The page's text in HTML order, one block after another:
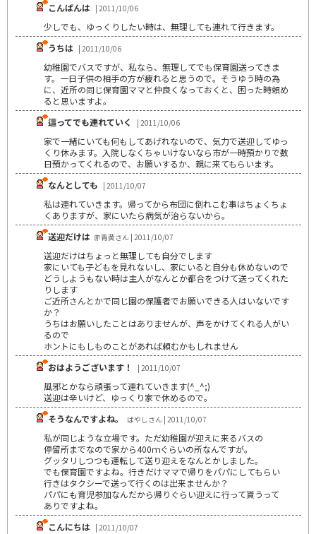
こんばんは | 2011/10/06
少しでも、ゆっくりしたい時は、無理しても連れて行きます。
うちは | 2011/10/06
幼稚園でバスですが、私なら、無理してでも保育園送ってきま
す。一日子供の相手の方が疲れると思うので。そうゆう時の為
に、近所の同じ保育園ママと仲良くなっておくと、困った時頼め
ると思いますよ。
這ってでも連れていく
| 2011/10/06
家で一緒にいても何もしてあげれないので、気力で送迎してゆっ
くり休みます。入院しなくちゃいけないなら市が一時預かりで数
日預かってくれるので、お願いするか、親に来てもらいます。
なんとしても | 2011/10/07
私は連れていきます。帰ってから布団に倒れこむ事はちょくちょ
くありますが、家にいたら病気が治らないから。
送迎だけは 赤青黄さん | 2011/10/07
送迎だけはちょっと無理しても自分でします
家にいても子どもを見れないし、家にいると自分も休めないので
どうしようもない時は主人がなんとか都合をつけて送ってくれた
りします
ご近所さんとかで同じ園の保護者でお願いできる人はいないです
か？
うちはお願いしたことはありませんが、声をかけてくれる人がい
るので
ホントにもしものことがあれば頼むかもしれません
おはようございます！
| 2011/10/07
風邪とかなら頑張って連れていきます(^_^;)
送迎は辛いけど、ゆっくり家で休めるので。
そうなんですよね。
ばやしさん | 2011/10/07
私が同じような立場です。ただ幼稚園が迎えに来るバスの
停留所までなので家から400ｍぐらいの所なんですが。
グッタリしつつも運転して送り迎えをなんとかしました。
でも保育園ですよね。行きだけママで帰りをパパにしてもらい
行きはタクシーで送って行くのは出来ませんか？
パパにも育児参加なんだから帰りぐらい迎えに行って貰うって
ありですよね。
こんにちは | 2011/10/07